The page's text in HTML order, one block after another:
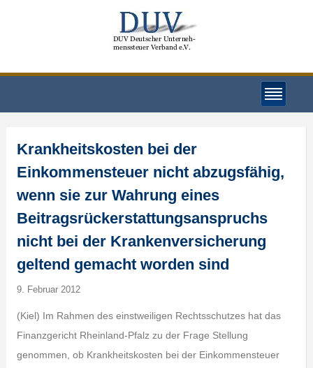
Krankheitskosten bei der
Einkommensteuer nicht abzugsfähig,
wenn sie zur Wahrung eines
Beitragsrückerstattungsanspruchs
nicht bei der Krankenversicherung
geltend gemacht worden sind
9. Februar 2012
(Kiel) Im Rahmen des einstweiligen Rechtsschutzes hat das
Finanzgericht Rheinland-Pfalz zu der Frage Stellung
genommen, ob Krankheitskosten bei der Einkommensteuer